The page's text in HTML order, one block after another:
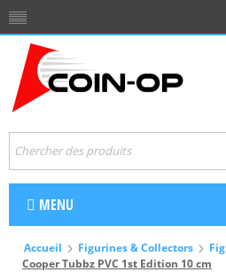
MENU
Accueil Figurines & Collectors
Cooper Tubbz PVC 1st Edition 10 cm